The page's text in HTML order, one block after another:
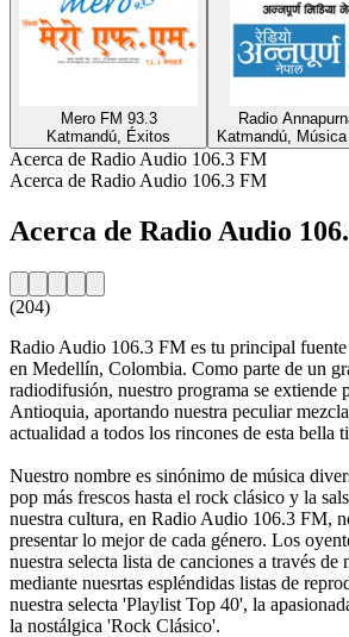
Mero FM 93.3
Katmandú, Éxitos
Radio
Katmandú, Música
Acerca de Radio Audio 106.3 FM
Acerca de Radio Audio 106.3 FM
Acerca de Radio Audio
(204)
Radio Audio 106.3 FM es tu principal
en Medellín, Colombia. Como parte de un
radiodifusión, nuestro programa se extiende
Antioquia, aportando nuestra peculiar
actualidad a todos los rincones de esta bella
Nuestro nombre es sinónimo de música
pop más frescos hasta el rock clásico y la
nuestra cultura, en Radio Audio 106.3 FM,
presentar lo mejor de cada género. Los
nuestra selecta lista de canciones a través de
mediante nuesrtas espléndidas listas de
nuestra selecta 'Playlist Top 40', la
la nostálgica 'Rock Clásico'.